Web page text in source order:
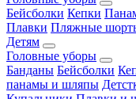
Бейсболки Кепки
Плавки Пляжные
Детям
Головные уборы
Банданы Бейсболки
панамы и шляпы